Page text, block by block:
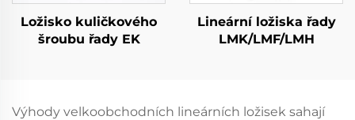
Ložisko kuličkového
šroubu řady EK
Lineární ložiska řady
LMK/LMF/LMH
Výhody velkoobchodních lineárních ložisek sahají